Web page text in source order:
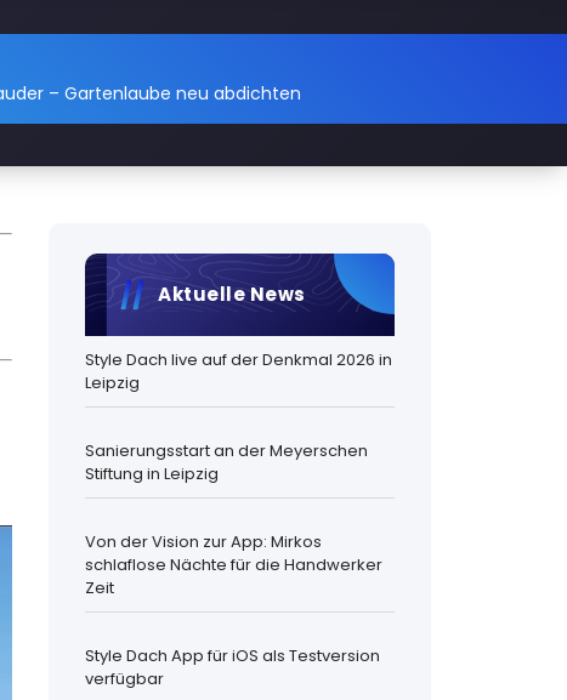
– Gartenlaube neu abdichten
Aktuelle News
Style Dach live auf der Denkmal 2026 in
Leipzig
Sanierungsstart an der Meyerschen
Stiftung in Leipzig
Von der Vision zur App: Mirkos
schlaflose Nächte für die Handwerker
Zeit
Style Dach App für iOS als Testversion
verfügbar